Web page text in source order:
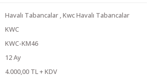
Havalı Tabancalar ,Kwc Havalı Tabancalar
KWC
KWC-KM46
12 Ay
4.000,00 TL + KDV